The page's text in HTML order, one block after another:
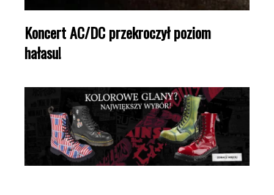
Koncert AC/DC przekroczył poziom
hałasu!